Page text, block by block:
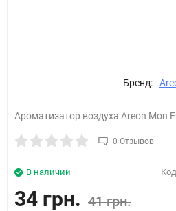
Бренд:
Ароматизатор воздуха Areon Mon
0 Отзывов
В наличии
34 грн. 41 грн.